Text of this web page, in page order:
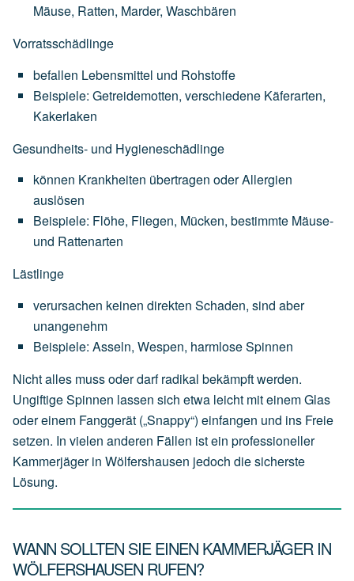
Mäuse, Ratten, Marder, Waschbären
Vorratsschädlinge
befallen Lebensmittel und Rohstoffe
Beispiele: Getreidemotten, verschiedene Käferarten,
Kakerlaken
Gesundheits- und Hygieneschädlinge
können Krankheiten übertragen oderAllergien
auslösen
Beispiele: Flöhe, Fliegen, Mücken, bestimmte Mäuse-
und Rattenarten
Lästlinge
verursachen keinen direkten Schaden, sind aber
unangenehm
Beispiele: Asseln, Wespen, harmloseSpinnen
Nicht alles muss oder darf radikal bekämpft werden.
Ungiftige Spinnen lassen sich etwa leicht mit einem Glas
oder einem Fanggerät („Snappy“) einfangen und ins Freie
setzen. In vielen anderen Fällen ist ein professioneller
Kammerjäger in Wölfershausen jedoch die sicherste
Lösung.
WANN SOLLTEN SIE EINEN KAMMERJÄGER IN
WÖLFERSHAUSEN RUFEN?